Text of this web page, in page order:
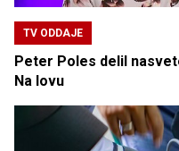
TV ODDAJE
Peter Poles delil
Na lovu